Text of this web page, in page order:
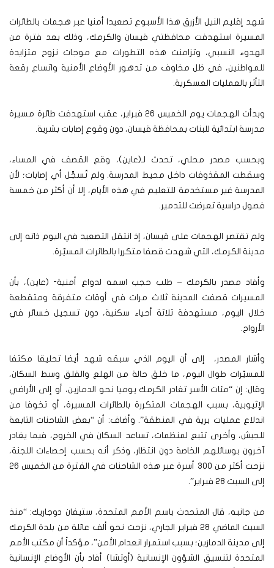
شهد إقليم النيل الأزرق هذا الأسبوع تصعيدا أمنيا عبر هجمات بالطائرات
المسيرة استهدفت محافظتي قيسان والكرمك، وذلك بعد فترة من
الهدوء النسبي، وتزامنت هذه التطورات مع موجات نزوح متزايدة
للمواطنين، في ظل مخاوف من تدهور الأوضاع الأمنية واتساع رقعة
التأثر بالعمليات العسكرية.
وبدأت الهجمات يوم الخميس 26 فبراير، عقب استهدفت طائرة مسيرة
مدرسة ابتدائية للبنات بمحافظة قيسان، دون وقوع إصابات بشرية.
وبحسب مصدر محلي، تحدث لـ(عاين)، وقع القصف في المساء،
وسقطت المقذوفات داخل محيط المدرسة. ولم تُسجَّل أي إصابات؛ لأن
المدرسة غير مستخدمة للتعليم في هذه الأيام، إلا أن أكثر من خمسة
فصول دراسية تعرضت للتدمير.
ولم تقتصر الهجمات على قيسان، إذ انتقل التصعيد في اليوم ذاته إلى
مدينة الكرمك، التي شهدت قصفا متكررا بالطائرات المسيّرة.
وأفاد مصدر بالكرمك – طلب حجب اسمه لدواع أمنية- (عاين)، بأن
المسيرات قصفت المدينة ثلاث مرات في أوقات متفرقة ومتقطعة
خلال اليوم، مستهدفة ثلاثة أحياء سكنية، دون تسجيل خسائر في
الأرواح.
وأشار المصدر، إلى أن اليوم الذي سبقه شهد أيضا تحليقا مكثفا
للمسيّرات طوال اليوم، ما خلق حالة من الهلع والقلق وسط السكان،
وقال: إن “مئات الأسر تغادر الكرمك يوميا نحو الدمازين، أو إلى الأراضي
الإثيوبية، بسبب الهجمات المتكررة بالطائرات المسيرة، أو تخوفا من
اندلاع عمليات برية في المنطقة”. وأضاف: أن “بعض الشاحنات التابعة
للجيش، وأخرى تتبع لمنظمات، تساعد السكان في الخروج، فيما يغادر
آخرون بوسائلهم الخاصة دون انتظار، وذكر أنه بحسب إحصاءات اللجنة،
نزحت أكثر من 300 أسرة عبر هذه الشاحنات في الفترة من الخميس 26
إلى السبت 28 فبراير”.
من جانبه، قال المتحدث باسم الأمم المتحدة، ستيفان دوجاريك: “منذ
السبت الماضي 28 فبراير الجاري، نزحت نحو ألف عائلة من بلدة الكرمك
إلى مدينة الدمازين؛ بسبب استمرار انعدام الأمن”، مؤكداً أن مكتب الأمم
المتحدة لتنسيق الشؤون الإنسانية (أوتشا) أفاد بأن الأوضاع الإنسانية